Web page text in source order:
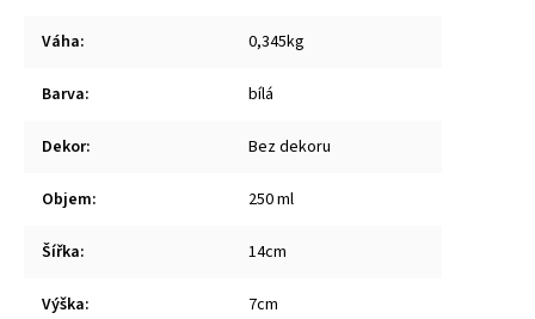
Váha: 0,345kg
Barva: bílá
Dekor: Bez dekoru
Objem: 250 ml
Šířka: 14cm
Výška: 7cm